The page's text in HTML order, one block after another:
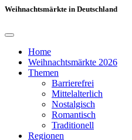
Weihnachtsmärkte in Deutschland
Home
Weihnachtsmärkte 2026
Themen
Barrierefrei
Mittelalterlich
Nostalgisch
Romantisch
Traditionell
Regionen